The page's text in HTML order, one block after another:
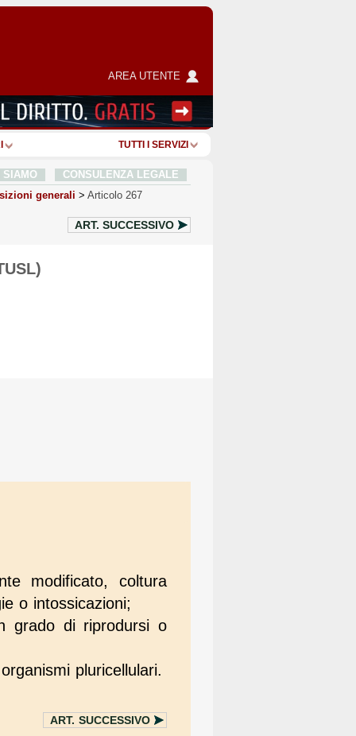
AREA UTENTE
TUTTI I SERVIZI
SIAMO
CONSULENZA LEGALE
generali > Articolo 267
ART. SUCCESSIVO
modificato, coltura
o intossicazioni;
grado di riprodursi o
pluricellulari.
ART. SUCCESSIVO